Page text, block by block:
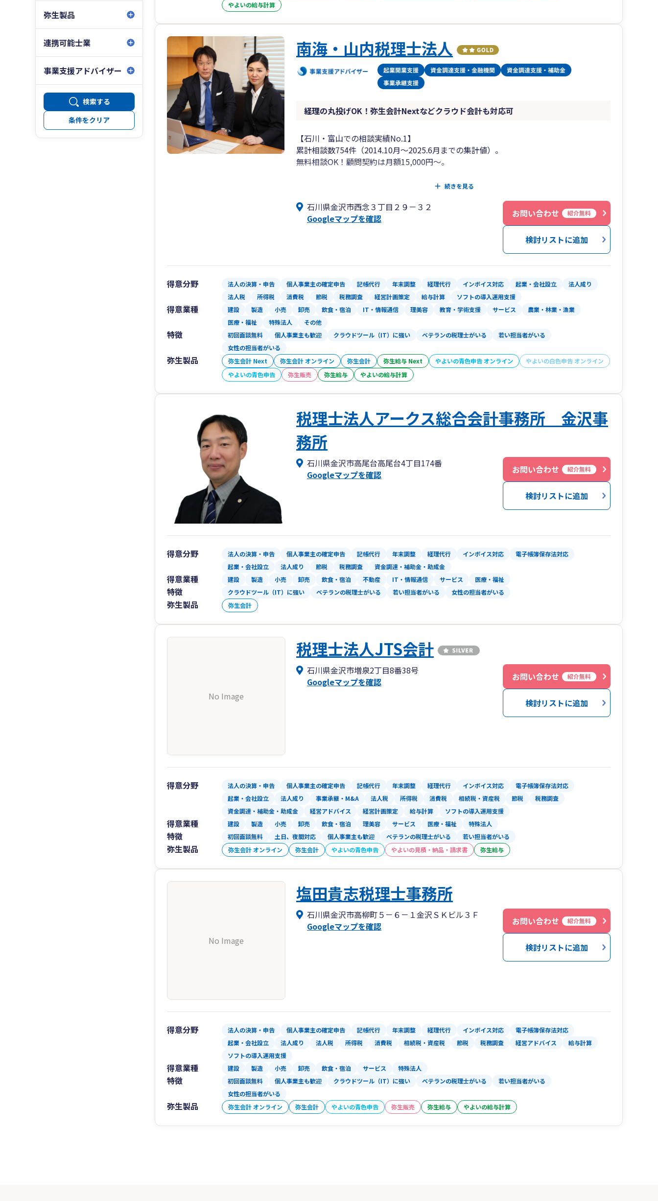
弥生製品
連携可能士業
事業支援アドバイザー
検索する
条件をクリア
やよいの給与計算
南海・山内税理士法人
経理の丸投げOK！弥生会計Nextなどクラウド会計も対応可
【石川・富山での相談実績No.1】
累計相談数754件（2014.10月～2025.6月までの集計値）。
無料相談OK！顧問契約は月額15,000円～。
記帳代行・給与計算も承ります。公庫の創業融資・借入サポートOK。
【富山氷見支店、高岡射水支店、加賀支店でも対応可】
続きを見る
石川県金沢市西念３丁目２９－３２
Googleマップを確認
お問い合わせ 紹介無料
検討リストに追加
得意分野 法人の決算・申告 個人事業主の確定申告 記帳代行 年末調整 経理代行 インボイス対応 起業・会社設立
法人成り
法人税
所得税 消費税 節税 税務調査 経営計画策定 給与計算 ソフトの導入運用支援
得意業種 建設 製造 小売 卸売 飲食・宿泊 IT・情報通信 理美容 教育・学術支援 サービス
農業・林業・漁業
医療・福祉
特殊法人 その他
特徴 初回面談無料 個人事業主も歓迎 クラウドツール（IT）に強い ベテランの税理士がいる
若い担当者がいる
女性の担当者がいる
弥生製品 弥生会計 Next 弥生会計 オンライン 弥生会計 弥生給与 Next やよいの青色申告 オンライン
やよいの白色申告 オンライン
やよいの青色申告
弥生販売 弥生給与 やよいの給与計算
税理士法人アークス総合会計事務所 金沢事
務所
石川県金沢市高尾台高尾台4丁目174番
Googleマップを確認
お問い合わせ 紹介無料
検討リストに追加
得意分野 法人の決算・申告 個人事業主の確定申告 記帳代行 年末調整 経理代行 インボイス対応
電子帳簿保存法対応
起業・会社設立
法人成り 節税 税務調査 資金調達・補助金・助成金
得意業種 建設 製造 小売 卸売 飲食・宿泊 不動産 IT・情報通信 サービス 医療・福祉
特徴 クラウドツール（IT）に強い ベテランの税理士がいる 若い担当者がいる 女性の担当者がいる
弥生製品 弥生会計
No Image
税理士法人JTS会計
石川県金沢市増泉2丁目8番38号
Googleマップを確認
お問い合わせ 紹介無料
検討リストに追加
得意分野 法人の決算・申告 個人事業主の確定申告 記帳代行 年末調整 経理代行 インボイス対応
電子帳簿保存法対応
起業・会社設立
法人成り 事業承継・M&A 法人税 所得税 消費税 相続税・資産税 節税
税務調査
資金調達・補助金・助成金
経営アドバイス 経営計画策定 給与計算 ソフトの導入運用支援
得意業種 建設 製造 小売 卸売 飲食・宿泊 理美容 サービス 医療・福祉 特殊法人
特徴 初回面談無料 土日、夜間対応 個人事業主も歓迎 ベテランの税理士がいる 若い担当者がいる
弥生製品 弥生会計 オンライン 弥生会計 やよいの青色申告 やよいの見積・納品・請求書 弥生給与
No Image
塩田貴志税理士事務所
石川県金沢市高柳町５－６－１金沢ＳＫビル３Ｆ
Googleマップを確認
お問い合わせ 紹介無料
検討リストに追加
得意分野 法人の決算・申告 個人事業主の確定申告 記帳代行 年末調整 経理代行 インボイス対応
電子帳簿保存法対応
起業・会社設立
法人成り 法人税 所得税 消費税 相続税・資産税 節税 税務調査 経営アドバイス
給与計算
ソフトの導入運用支援
得意業種 建設 製造 小売 卸売 飲食・宿泊 サービス 特殊法人
特徴 初回面談無料 個人事業主も歓迎 クラウドツール（IT）に強い ベテランの税理士がいる
若い担当者がいる
女性の担当者がいる
弥生製品 弥生会計 オンライン 弥生会計 やよいの青色申告 弥生販売 弥生給与 やよいの給与計算